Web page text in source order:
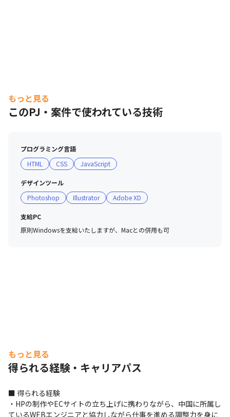
成！！
もっと見る
このPJ・案件で使われている技術
プログラミング言語
HTML
CSS JavaScript
デザインツール
Photoshop
Illustrator Adobe XD
支給PC
原則Windowsを支給いたしますが、Macとの併用も可
もっと見る
得られる経験・キャリアパス
■ 得られる経験
・HPの制作やECサイトの立ち上げに携わりながら、中国に所属し
ているWEBエンジニアと協力しながら仕事を進める調整力を身に